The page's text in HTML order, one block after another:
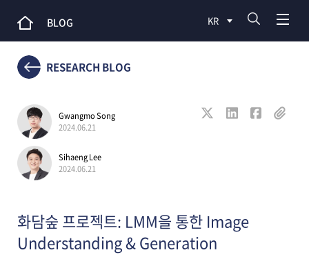
BLOG KR
RESEARCH BLOG
Gwangmo Song
2024.06.21
Sihaeng Lee
2024.06.21
화담숲 프로젝트: LMM을 통한 Image
Understanding & Generation